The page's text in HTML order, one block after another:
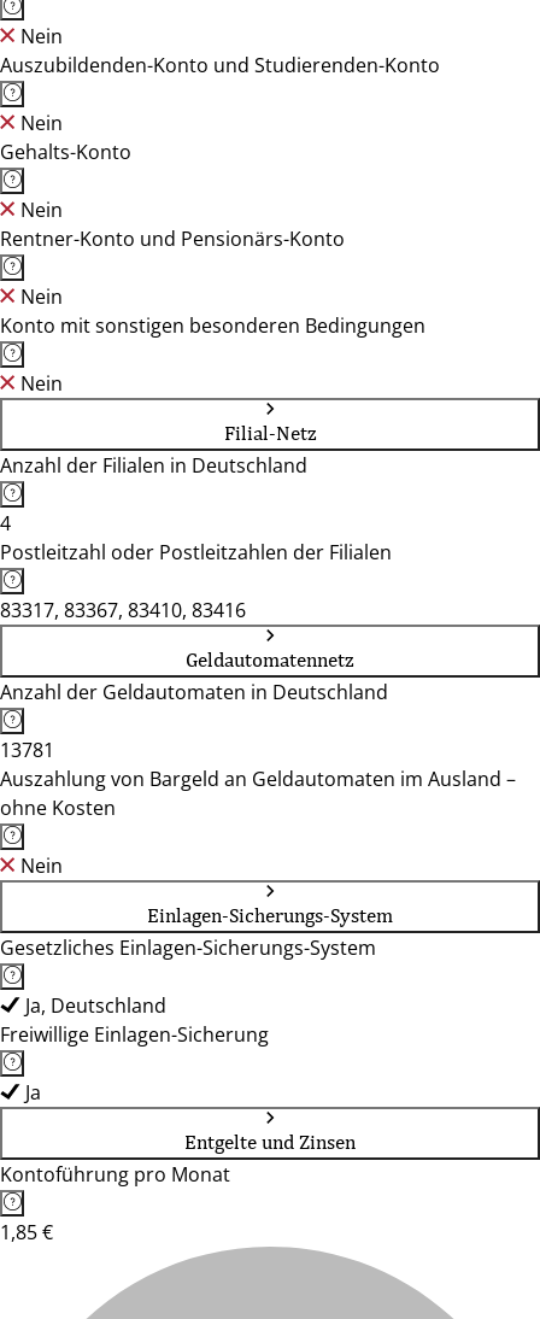
Nein
Auszubildenden-Konto und Studierenden-Konto
Nein
Gehalts-Konto
Nein
Rentner-Konto und Pensionärs-Konto
Nein
Konto mit sonstigen besonderen Bedingungen
Nein
Filial-Netz
Anzahl der Filialen in Deutschland
4
Postleitzahl oder Postleitzahlen der Filialen
83317, 83367, 83410, 83416
Geldautomatennetz
Anzahl der Geldautomaten in Deutschland
13781
Auszahlung von Bargeld an Geldautomaten im Ausland –
ohne Kosten
Nein
Einlagen-Sicherungs-System
Gesetzliches Einlagen-Sicherungs-System
Ja, Deutschland
Freiwillige Einlagen-Sicherung
Ja
Entgelte und Zinsen
Kontoführung pro Monat
1,85 €